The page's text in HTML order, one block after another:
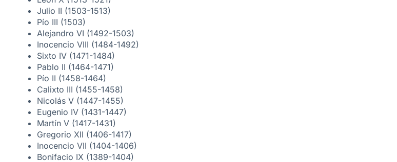
Julio II (1503-1513)
Pío III (1503)
Alejandro VI (1492-1503)
Inocencio VIII (1484-1492)
Sixto IV (1471-1484)
Pablo II (1464-1471)
Pío II (1458-1464)
Calixto III (1455-1458)
Nicolás V (1447-1455)
Eugenio IV (1431-1447)
Martín V (1417-1431)
Gregorio XII (1406-1417)
Inocencio VII (1404-1406)
Bonifacio IX (1389-1404)